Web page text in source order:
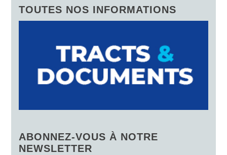
TOUTES NOS INFORMATIONS
ABONNEZ-VOUS À NOTRE
NEWSLETTER